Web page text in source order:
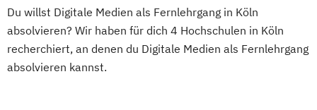
Du willst Digitale Medien als Fernlehrgang in Köln
absolvieren? Wir haben für dich 4 Hochschulen in Köln
recherchiert, an denen du Digitale Medien als Fernlehrgang
absolvieren kannst.